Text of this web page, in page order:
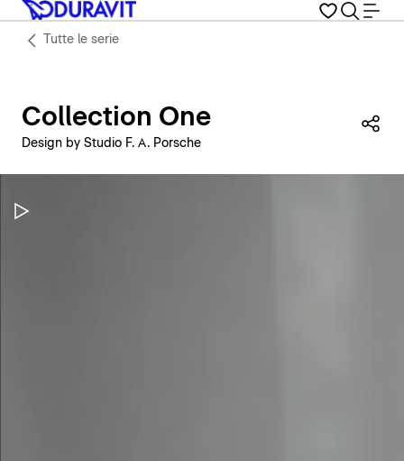
Tutte le serie
Collection One
Design by Studio F. A. Porsche
Metti in pausa il video